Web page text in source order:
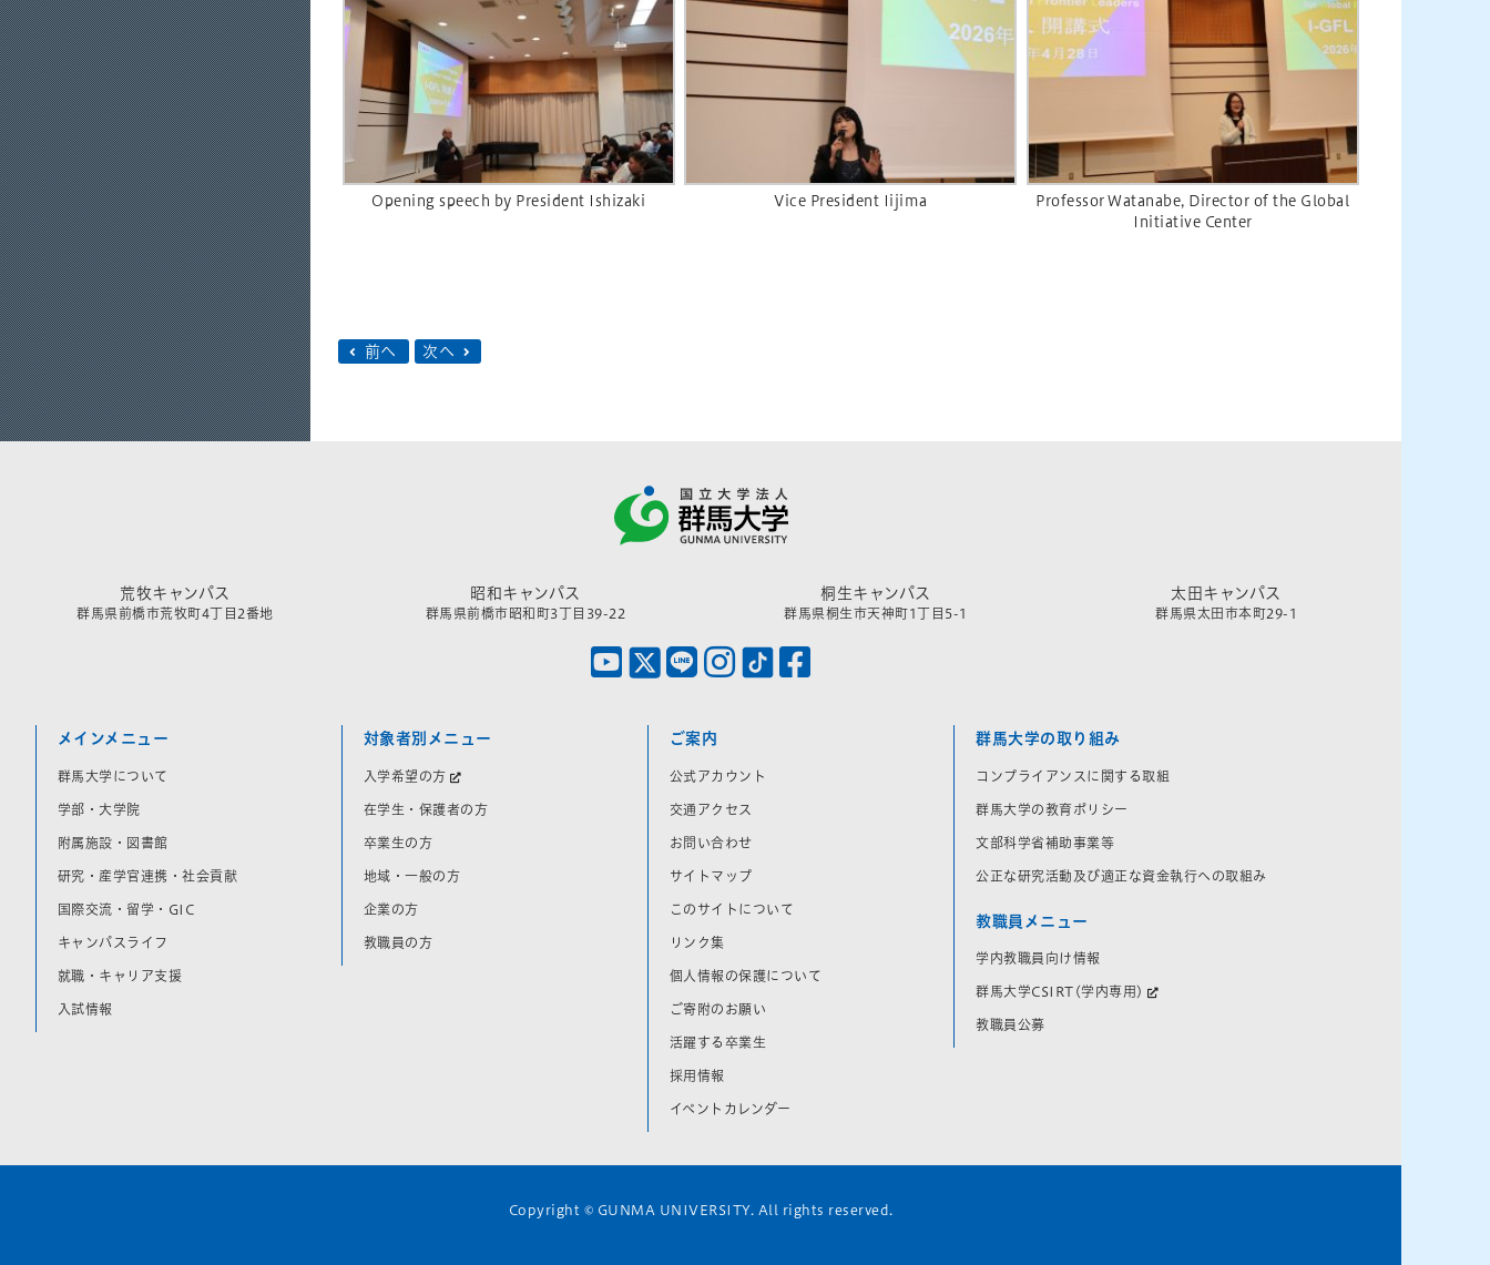
Opening speech by President Ishizaki Vice President Iijima
Professor Watanabe, Director of the Global
Initiative Center
前へ 次へ
荒牧キャンパス
群馬県前橋市荒牧町4丁目2番地
昭和キャンパス
群馬県前橋市昭和町3丁目39-22
桐生キャンパス
群馬県桐生市天神町1丁目5-1
太田キャンパス
群馬県太田市本町29-1
メインメニュー
群馬大学について
学部・大学院
附属施設・図書館
研究・産学官連携・社会貢献
国際交流・留学・GIC
キャンパスライフ
就職・キャリア支援
入試情報
対象者別メニュー
入学希望の方
在学生・保護者の方
卒業生の方
地域・一般の方
企業の方
教職員の方
ご案内
公式アカウント
交通アクセス
お問い合わせ
サイトマップ
このサイトについて
リンク集
個人情報の保護について
ご寄附のお願い
活躍する卒業生
採用情報
イベントカレンダー
群馬大学の取り組み
コンプライアンスに関する取組
群馬大学の教育ポリシー
文部科学省補助事業等
公正な研究活動及び適正な資金執行への取組み
教職員メニュー
学内教職員向け情報
群馬大学CSIRT(学内専用)
教職員公募
Copyright © GUNMA UNIVERSITY. All rights reserved.